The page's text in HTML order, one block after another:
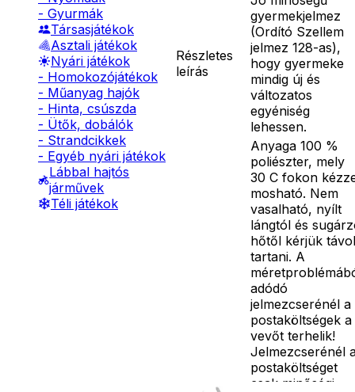
- Gyurmák
Társasjátékok
Asztali játékok
Nyári játékok
- Homokozójátékok
- Műanyag hajók
- Hinta, csúszda
- Ütők, dobálók
- Strandcikkek
- Egyéb nyári játékok
Lábbal hajtós
járművek
Téli játékok
Részletes
leírás
gyermekjelmez
(Ordító Szellem
jelmez 128-as),
hogy gyermeke
mindig új és
változatos
egyéniség
lehessen.
Anyaga 100 %
poliészter, mely
30 C fokon
mosható. Nem
vasalható, nyílt
lángtól és
hőtől kérjük távol
tartani. A
adódó
jelmezcserénél a
postaköltségek a
vevőt terhelik!
Jelmezcserénél
postaköltséget
csak minőségi